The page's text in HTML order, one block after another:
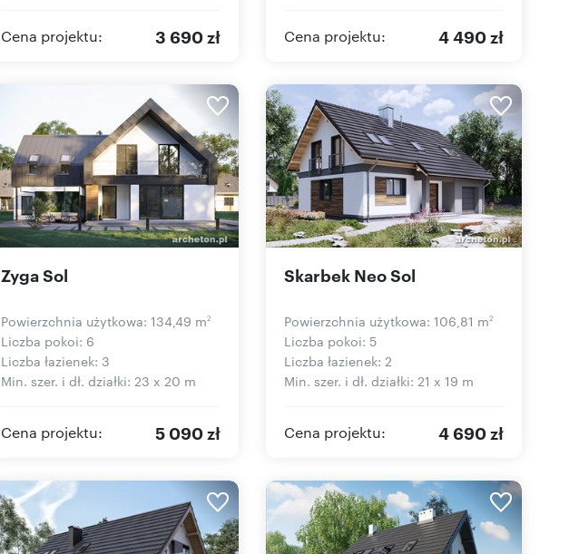
Cena projektu: 3 690 zł Cena projektu: 4 490 zł
Zyga Sol
Powierzchnia użytkowa: 134,49 m2
Liczba pokoi: 6
Liczba łazienek: 3
Min. szer. i dł. działki: 23 x 20 m
Cena projektu: 5 090 zł
Skarbek Neo Sol
Powierzchnia użytkowa: 106,81 m2
Liczba pokoi: 5
Liczba łazienek: 2
Min. szer. i dł. działki: 21 x 19 m
Cena projektu: 4 690 zł